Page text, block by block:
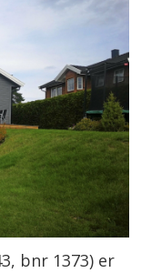
bnr 1373) er